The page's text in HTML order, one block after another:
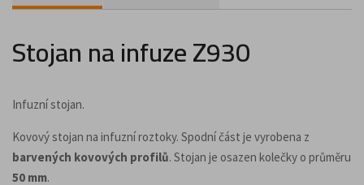
Stojan na infuze Z930
Infuzní stojan.
Kovový stojan na infuzní roztoky. Spodní část je vyrobena z
barvených kovových profilů. Stojan je osazen kolečky o průměru
50 mm.